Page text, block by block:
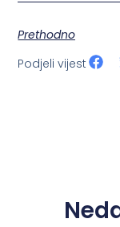
Prethodno
Podjeli vijest